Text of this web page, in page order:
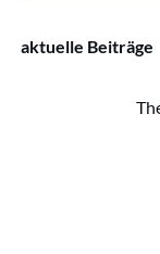
aktuelle Beiträge